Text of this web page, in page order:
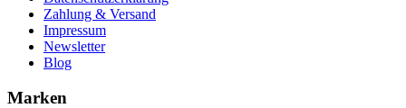
Zahlung & Versand
Impressum
Newsletter
Blog
Marken